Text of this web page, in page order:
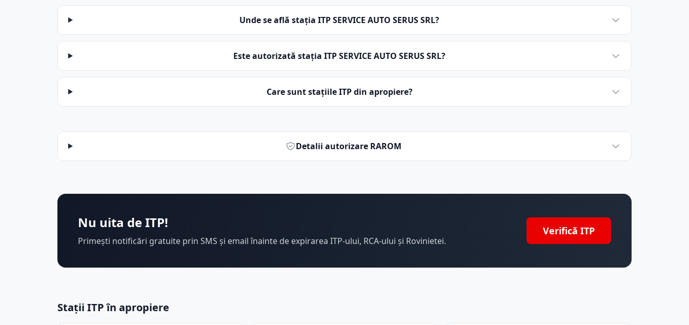
Unde se află stația ITP SERVICE AUTO SERUS SRL?
Este autorizată stația ITP SERVICE AUTO SERUS SRL?
Care sunt stațiile ITP din apropiere?
Detalii autorizare RAROM
Nu uita de ITP!
Primești notificări gratuite prin SMS și email înainte de expirarea ITP-ului, RCA-ului și Rovinietei.
Verifică ITP
Stații ITP în apropiere